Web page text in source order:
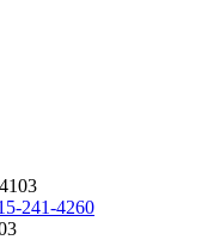
241-4260